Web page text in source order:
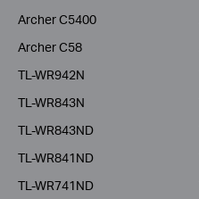
Archer C5400
Archer C58
TL-WR942N
TL-WR843N
TL-WR843ND
TL-WR841ND
TL-WR741ND